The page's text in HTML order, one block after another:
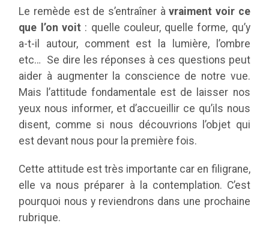
Le remède est de s’entraîner àvraiment voir ce
que l’on voit : quelle couleur, quelle forme, qu’y
a-t-il autour, comment est la lumière, l’ombre
etc… Se dire les réponses à ces questions peut
aider à augmenter la conscience de notre vue.
Mais l’attitude fondamentale est de laisser nos
yeux nous informer, et d’accueillir ce qu’ils nous
disent, comme si nous découvrions l’objet qui
est devant nous pour la première fois.
Cette attitude est très importante car en filigrane,
elle va nous préparer à la contemplation. C’est
pourquoi nous y reviendrons dans une prochaine
rubrique.